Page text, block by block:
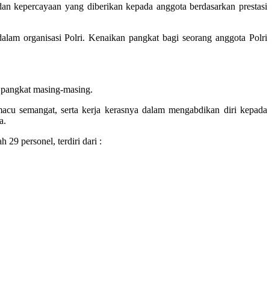
kepercayaan yang diberikan kepada anggota berdasarkan prestasi
organisasi Polri. Kenaikan pangkat bagi seorang anggota Polri
masing-masing.
semangat, serta kerja kerasnya dalam mengabdikan diri kepada
29 personel, terdiri dari :